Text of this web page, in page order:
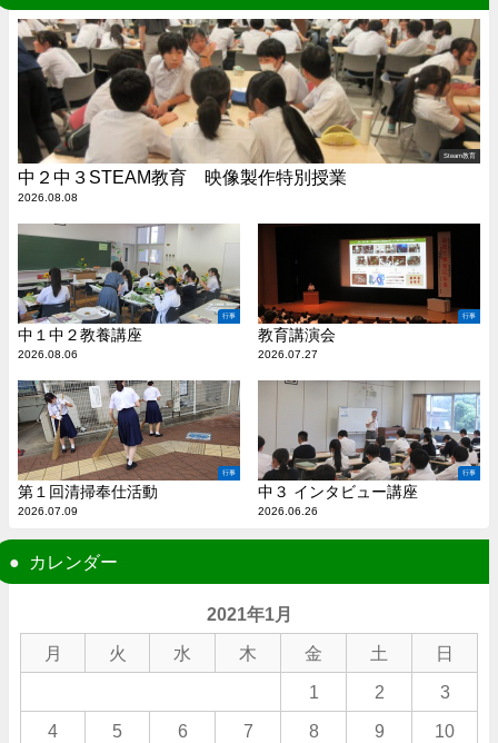
Steam教育
中２中３STEAM教育 映像製作特別授業
2026.08.08
行事
中１中２教養講座
2026.08.06
行事
教育講演会
2026.07.27
行事
第１回清掃奉仕活動
2026.07.09
行事
中３ インタビュー講座
2026.06.26
カレンダー
2021年1月
月 火 水 木 金 土 日
1 2 3
4 5 6 7 8 9 10